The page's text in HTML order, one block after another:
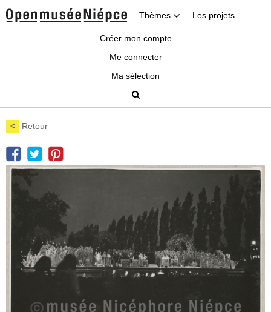
Thèmes Les projets
Créer mon compte
Me connecter
Ma sélection
< Retour